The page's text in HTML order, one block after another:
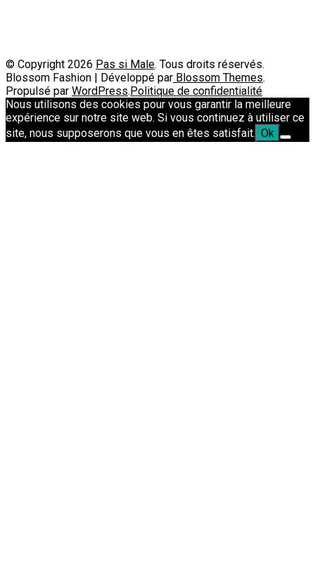
© Copyright 2026 Pas si Male. Tous droits réservés.
Blossom Fashion | Développé par Blossom Themes.
Propulsé par WordPress.Politique de confidentialité
Nous utilisons des cookies pour vous garantir la meilleure
expérience sur notre site web. Si vous continuez à utiliser ce
site, nous supposerons que vous en êtes satisfait. Ok